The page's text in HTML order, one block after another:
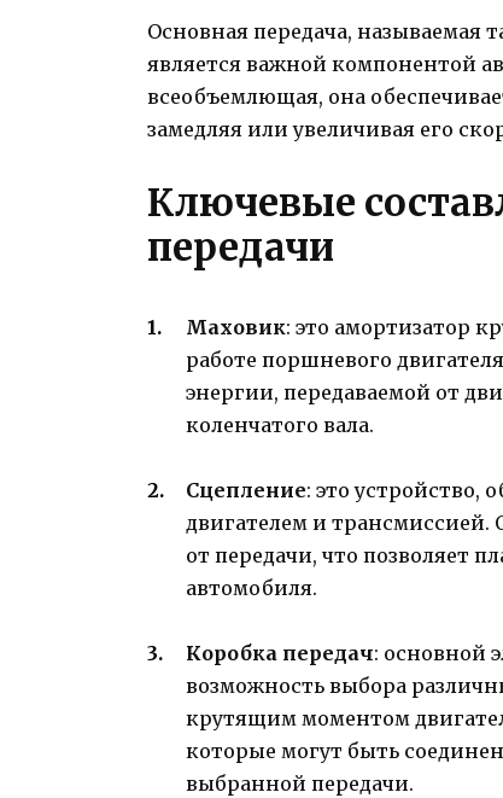
Основная передача,
является важной компонентой
всеобъемлющая, она
замедляя или увеличивая его
Ключевые
передачи
Маховик: это амортизатор
работе поршневого
энергии, передаваемой от
коленчатого вала.
Сцепление: это устройство,
двигателем и трансмиссией.
от передачи, что позволяет
автомобиля.
Коробка передач: основной
возможность выбора
крутящим моментом
которые могут быть
выбранной передачи.